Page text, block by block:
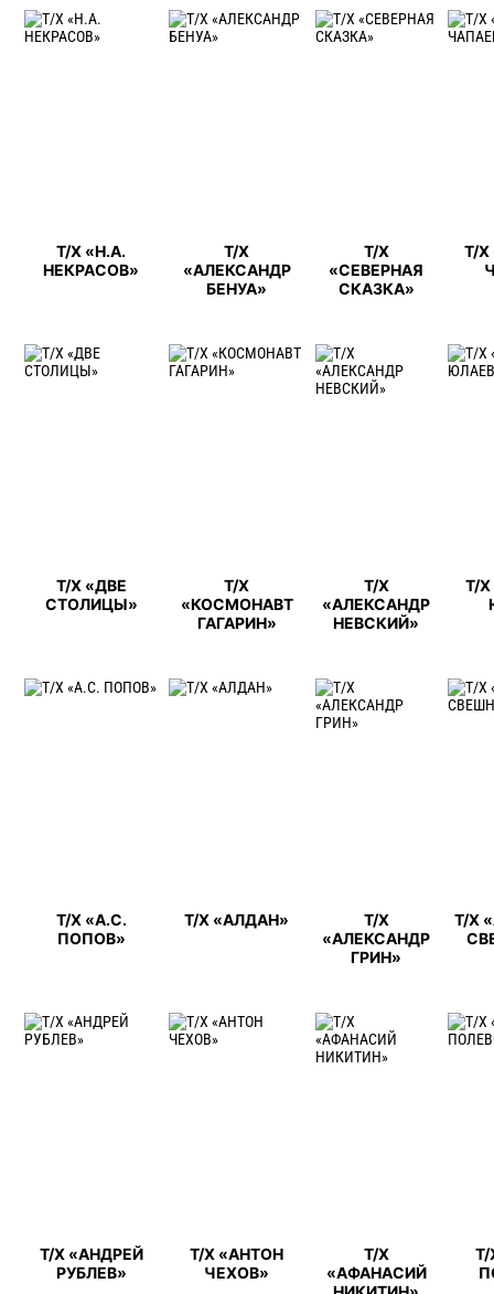
Т/Х «Н.А.
НЕКРАСОВ»
Т/Х
«АЛЕКСАНДР
БЕНУА»
Т/Х
«СЕВЕРНАЯ
СКАЗКА»
Т/
Т/Х «ДВЕ
СТОЛИЦЫ»
Т/Х
«КОСМОНАВТ
ГАГАРИН»
Т/Х
«АЛЕКСАНДР
НЕВСКИЙ»
Т/
Т/Х «А.С.
ПОПОВ»
Т/Х «АЛДАН»
Т/Х
«АЛЕКСАНДР
ГРИН»
Т/Х
Т/Х «АНДРЕЙ
РУБЛЕВ»
Т/Х «АНТОН
ЧЕХОВ»
Т/Х
«АФАНАСИЙ